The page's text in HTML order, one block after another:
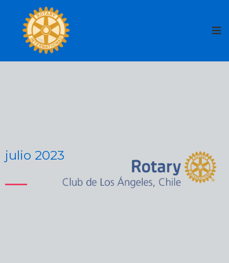
julio 2023